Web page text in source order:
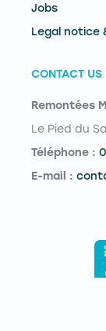
Jobs
Legal notice
CONTACT US
Remontées
Le Pied du
Téléphone :
E-mail :